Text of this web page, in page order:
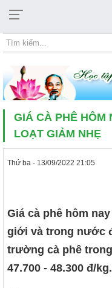
Thứ sáu, 07/08/2026, 17:01
GIÁ CÀ PHÊ HÔM
LOẠT GIẢM NHẸ
Thứ ba - 13/09/2022 21:05
Giá cà phê hôm
giới và trong nước
trường cà phê
47.700 - 48.300 đ/kg.